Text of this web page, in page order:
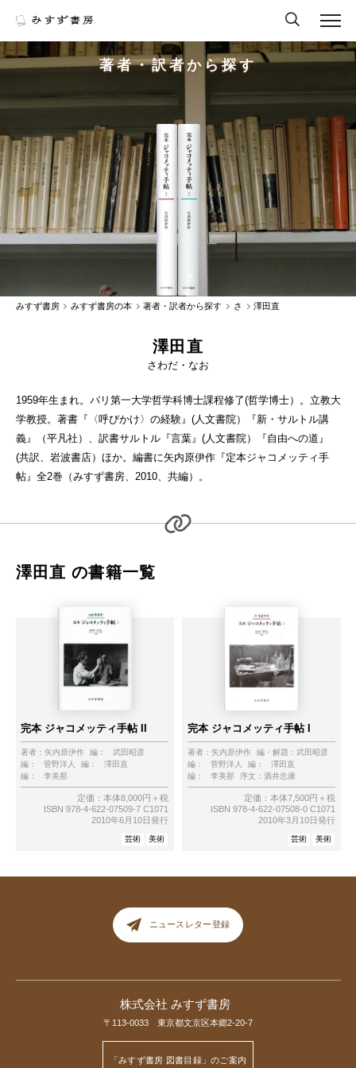
著者・訳者から探す
みすず書房 みすず書房の本 著者・訳者から探す さ 澤田直
澤田直
さわだ・なお
1959年生まれ。パリ第一大学哲学科博士課程修了(哲学博士）。立教大
学教授。著書『〈呼びかけ〉の経験』(人文書院）『新・サルトル講
義』（平凡社）、訳書サルトル『言葉』(人文書院）『自由への道』
(共訳、岩波書店）ほか。編書に矢内原伊作『定本ジャコメッティ手
帖』全2巻（みすず書房、2010、共編）。
澤田直 の書籍一覧
完本 ジャコメッティ手帖 II
著者： 矢内原伊作 編：
武田昭彦
編：
菅野洋人 編：
澤田直
編：
李美那
定価：本体8,000円＋税
ISBN 978-4-622-07509-7 C1071
2010年6月10日発行
芸術 美術
完本 ジャコメッティ手帖 I
著者： 矢内原伊作 編・解題： 武田昭彦
編：
菅野洋人 編：
澤田直
編：
李美那 序文： 酒井忠康
定価：本体7,500円＋税
ISBN 978-4-622-07508-0 C1071
2010年3月10日発行
芸術 美術
ニュースレター登録
株式会社 みすず書房
〒113-0033 東京都文京区本郷2-20-7
「みすず書房 図書目録」のご案内